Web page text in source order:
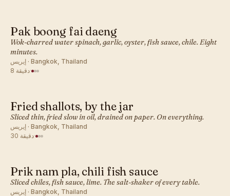
تايلاندي · طبق جانبي
Pak boong fai daeng
Wok-charred water spinach, garlic, oyster, fish sauce, chile. Eight
minutes.
إيريس · Bangkok, Thailand
8 دقيقة·
تايلاندي · طبق جانبي
Fried shallots, by the jar
Sliced thin, fried slow in oil, drained on paper. On everything.
إيريس · Bangkok, Thailand
30 دقيقة·
تايلاندي · طبق جانبي
Prik nam pla, chili fish sauce
Sliced chiles, fish sauce, lime. The salt-shaker of every table.
إيريس · Bangkok, Thailand